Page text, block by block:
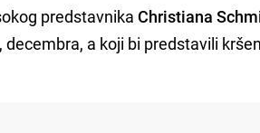
predstavnikaChristiana
a koji bi predstavili